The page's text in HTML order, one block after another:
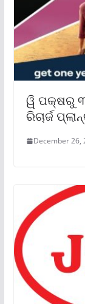
ୱି ପକ୍ଷରୁ
ରିଚାର୍ଜ
December 26,